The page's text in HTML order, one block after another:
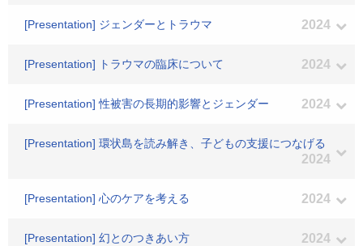
[Presentation] ジェンダーとトラウマ 2024
[Presentation] トラウマの臨床について 2024
[Presentation] 性被害の長期的影響とジェンダー 2024
[Presentation] 環状島を読み解き、子どもの支援につなげる
2024
[Presentation] 心のケアを考える 2024
[Presentation] 幻とのつきあい方 2024